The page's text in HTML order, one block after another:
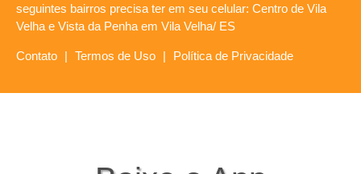
seguintes bairros precisa ter em seu celular: Centro de Vila
Velha e Vista da Penha em Vila Velha/ ES
Contato | Termos de Uso | Política de Privacidade